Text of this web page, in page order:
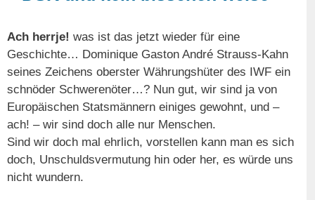
Ach herrje! was ist das jetzt wieder für eine
Geschichte… Dominique Gaston André Strauss-Kahn
seines Zeichens oberster Währungshüter des IWF ein
schnöder Schwerenöter…? Nun gut, wir sind ja von
Europäischen Statsmännern einiges gewohnt, und –
ach! – wir sind doch alle nur Menschen.
Sind wir doch mal ehrlich, vorstellen kann man es sich
doch, Unschuldsvermutung hin oder her, es würde uns
nicht wundern.